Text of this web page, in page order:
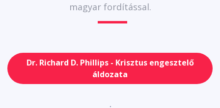
magyar fordítással.
Dr. Richard D. Phillips - Krisztus engesztelő
áldozata
.